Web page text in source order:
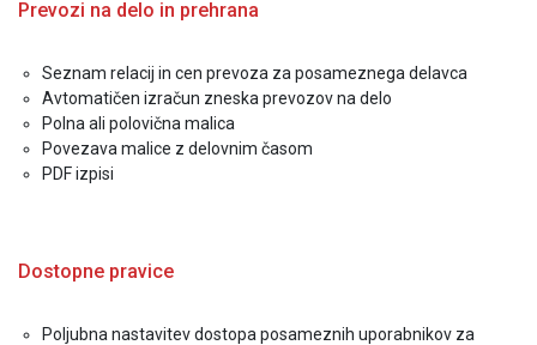
Prevozi na delo in prehrana
Seznam relacij in cen prevoza za posameznega delavca
Avtomatičen izračun zneska prevozov na delo
Polna ali polovična malica
Povezava malice z delovnim časom
PDF izpisi
Dostopne pravice
Poljubna nastavitev dostopa posameznih uporabnikov za